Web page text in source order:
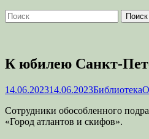
Поиск
Найти:
К юбилею Санкт-
Опубликовано
14.06.202314.06.2023Автор
Библиотека
Сотрудники обособленного
«Город атлантов и скифов».